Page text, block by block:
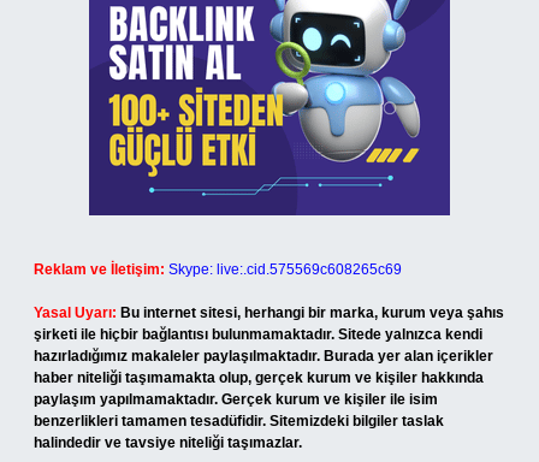
Reklam ve İletişim: Skype: live:.cid.575569c608265c69
Yasal Uyarı: Bu internet sitesi, herhangi bir marka, kurum veya şahıs
şirketi ile hiçbir bağlantısı bulunmamaktadır. Sitede yalnızca kendi
hazırladığımız makaleler paylaşılmaktadır. Burada yer alan içerikler
haber niteliği taşımamakta olup, gerçek kurum ve kişiler hakkında
paylaşım yapılmamaktadır. Gerçek kurum ve kişiler ile isim
benzerlikleri tamamen tesadüfidir. Sitemizdeki bilgiler taslak
halindedir ve tavsiye niteliği taşımazlar.